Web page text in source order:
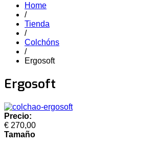
Home
/
Tienda
/
Colchóns
/
Ergosoft
Ergosoft
Precio:
€ 270,00
Tamaño